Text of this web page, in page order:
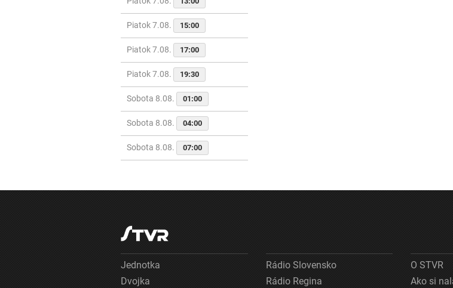
Piatok 7.08. 15:00
Piatok 7.08. 17:00
Piatok 7.08. 19:30
Sobota 8.08. 01:00
Sobota 8.08. 04:00
Sobota 8.08. 07:00
Jednotka
Dvojka
Rádio Slovensko
Rádio Regina
O STVR
Ako si